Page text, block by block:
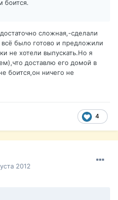
боится.
сложная,-сделали
всё было готово и предложили
не хотели выпускать.Но я
доставлю его домой в
боится,он ничего не
4
2012